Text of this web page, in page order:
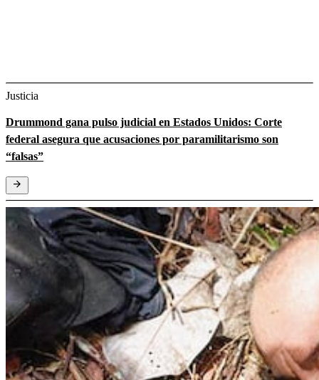
Justicia
Drummond gana pulso judicial en Estados Unidos: Corte
federal asegura que acusaciones por paramilitarismo son
“falsas”